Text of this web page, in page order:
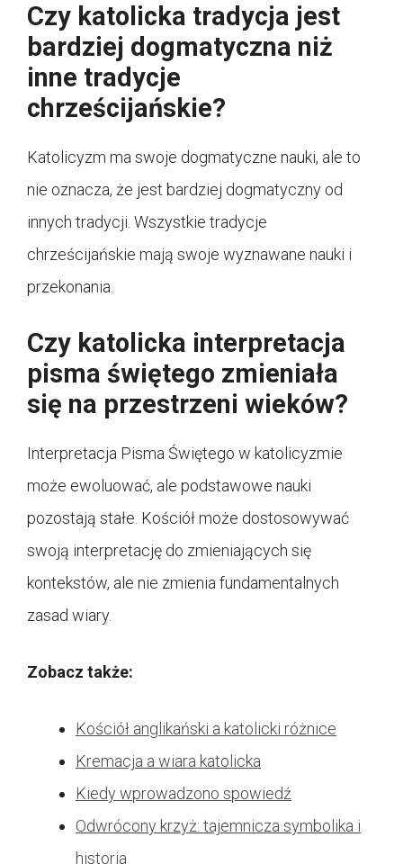
Czy katolicka tradycja jest
bardziej dogmatyczna niż
inne tradycje
chrześcijańskie?
Katolicyzm ma swoje dogmatyczne nauki, ale to
nie oznacza, że jest bardziej dogmatyczny od
innych tradycji. Wszystkie tradycje
chrześcijańskie mają swoje wyznawane nauki i
przekonania.
Czy katolicka interpretacja
pisma świętego zmieniała
się na przestrzeni wieków?
Interpretacja Pisma Świętego w katolicyzmie
może ewoluować, ale podstawowe nauki
pozostają stałe. Kościół może dostosowywać
swoją interpretację do zmieniających się
kontekstów, ale nie zmienia fundamentalnych
zasad wiary.
Zobacz także:
Kościół anglikański a katolicki różnice
Kremacja a wiara katolicka
Kiedy wprowadzono spowiedź
Odwrócony krzyż: tajemnicza symbolika i
historia